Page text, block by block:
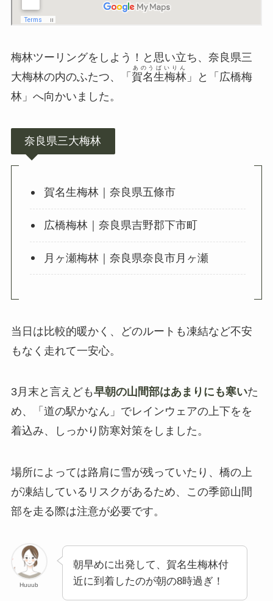
梅林ツーリングをしよう！と思い立ち、奈良県三
大梅林の内のふたつ、「 賀名生梅林
あのうばいりん
」と「広橋梅
林」へ向かいました。
奈良県三大梅林
賀名生梅林｜奈良県五條市
広橋梅林｜奈良県吉野郡下市町
月ヶ瀬梅林｜奈良県奈良市月ヶ瀬
当日は比較的暖かく、どのルートも凍結など不安
もなく走れて一安心。
3月末と言えども早朝の山間部はあまりにも寒いた
め、「道の駅かなん」でレインウェアの上下をを
着込み、しっかり防寒対策をしました。
場所によっては路肩に雪が残っていたり、橋の上
が凍結しているリスクがあるため、この季節山間
部を走る際は注意が必要です。
Huuub
朝早めに出発して、賀名生梅林付
近に到着したのが朝の8時過ぎ！